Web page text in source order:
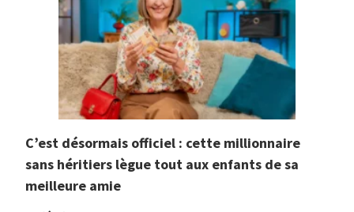
C’est désormais officiel : cette millionnaire
sans héritiers lègue tout aux enfants de sa
meilleure amie